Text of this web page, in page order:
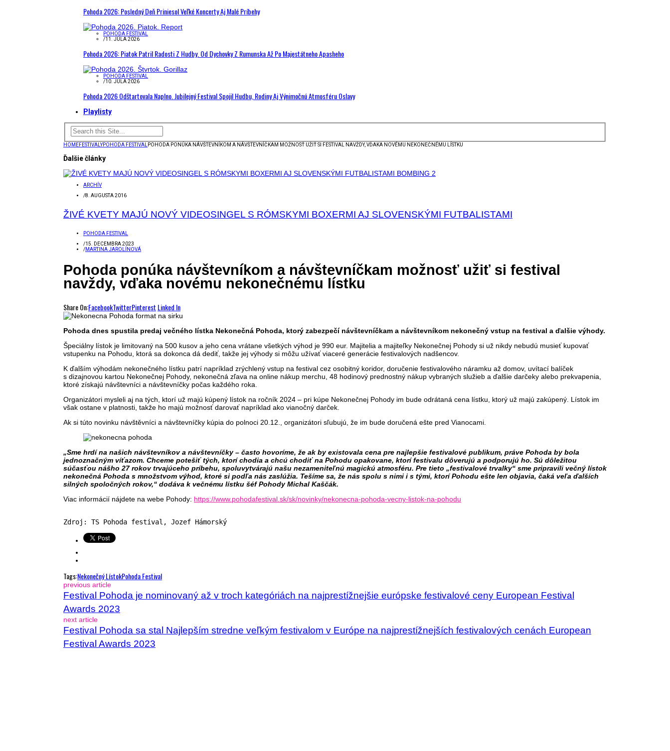
Pohoda 2026: Posledný Deň Priniesol Veľké Koncerty Aj Malé Príbehy
POHODA FESTIVAL
/11. JÚLA 2026
Pohoda 2026: Piatok Patril Radosti Z Hudby. Od Dychovky Z Rumunska Až Po Majestátneho Apasheho
POHODA FESTIVAL
/10. JÚLA 2026
Pohoda 2026 Odštartovala Naplno. Jubilejný Festival Spojil Hudbu, Rodiny Aj Výnimočnú Atmosféru Oslavy
Playlisty
HOMEFESTIVALYPOHODA FESTIVAL POHODA PONÚKA NÁVŠTEVNÍKOM A NÁVŠTEVNÍČKAM MOŽNOSŤ UŽIŤ SI FESTIVAL NAVŽDY, VĎAKA NOVÉMU NEKONEČNÉMU LÍSTKU
Ďalšie články
ARCHÍV
/8. AUGUSTA 2016
ŽIVÉ KVETY MAJÚ NOVÝ VIDEOSINGEL S RÓMSKYMI BOXERMI AJ SLOVENSKÝMI FUTBALISTAMI
POHODA FESTIVAL
/15. DECEMBRA 2023
/MARTINA JAROLÍNOVÁ
Pohoda ponúka návštevníkom a návštevníčkam možnosť užiť si festival
navždy, vďaka novému nekonečnému lístku
Share On:FacebookTwitterPinterest Linked In
Pohoda dnes spustila predaj večného lístka Nekonečná Pohoda, ktorý zabezpečí návštevníčkam a návštevníkom nekonečný vstup na festival a ďalšie výhody.
Špeciálny lístok je limitovaný na 500 kusov a jeho cena vrátane všetkých výhod je 990 eur. Majitelia a majiteľky Nekonečnej Pohody si už nikdy nebudú musieť kupovať
vstupenku na Pohodu, ktorá sa dokonca dá dediť, takže jej výhody si môžu užívať viaceré generácie festivalových nadšencov.
K ďalším výhodám nekonečného lístku patrí napríklad zrýchlený vstup na festival cez osobitný koridor, doručenie festivalového náramku až domov, uvítací balíček
s dizajnovou kartou Nekonečnej Pohody, nekonečná zľava na online nákup merchu, 48 hodinový prednostný nákup vybraných služieb a ďalšie darčeky alebo prekvapenia,
ktoré získajú návštevníci a návštevníčky počas každého roka.
Organizátori mysleli aj na tých, ktorí už majú kúpený lístok na ročník 2024 – pri kúpe Nekonečnej Pohody im bude odrátaná cena lístku, ktorý už majú zakúpený. Lístok im
však ostane v platnosti, takže ho majú možnosť darovať napríklad ako vianočný darček.
Ak si túto novinku návštěvníci a návštevníčky kúpia do polnoci 20.12., organizátori sľubujú, že im bude doručená ešte pred Vianocami.
„Sme hrdí na našich návštevníkov a návštevníčky – často hovoríme, že ak by existovala cena pre najlepšie festivalové publikum, práve Pohoda by bola
jednoznačným víťazom. Chceme potešiť tých, ktorí chodia a chcú chodiť na Pohodu opakovane, ktorí festivalu dôverujú a podporujú ho. Sú dôležitou
súčasťou nášho 27 rokov trvajúceho príbehu, spoluvytvárajú našu nezameniteľnú magickú atmosféru. Pre tieto „festivalové trvalky“ sme pripravili večný lístok
nekonečná Pohoda s množstvom výhod, ktoré si podľa nás zaslúžia. Tešíme sa, že nás spolu s nimi i s tými, ktorí Pohodu ešte len objavia, čaká veľa ďalších
silných spoločných rokov,“ dodáva k večnému lístku šéf Pohody Michal Kaščák.
Viac informácií nájdete na webe Pohody: https://www.pohodafestival.sk/sk/novinky/nekonecna-pohoda-vecny-listok-na-pohodu
Zdroj: TS Pohoda festival, Jozef Hámorský
Tags:Nekonečný LístokPohoda Festival
previous article
Festival Pohoda je nominovaný až v troch kategóriách na najprestížnejšie európske festivalové ceny European Festival
Awards 2023
next article
Festival Pohoda sa stal Najlepším stredne veľkým festivalom v Európe na najprestížnejších festivalových cenách European
Festival Awards 2023